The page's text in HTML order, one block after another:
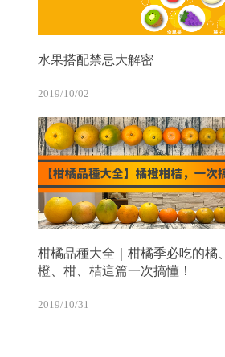
水果搭配禁忌大解密
2019/10/02
柑橘品種大全｜柑橘季必吃的橘、
橙、柑、桔這篇一次搞懂！
2019/10/31